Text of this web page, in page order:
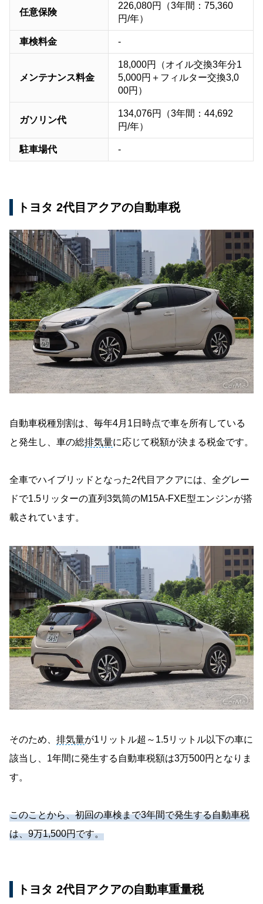
任意保険
226,080円（3年間：75,360
円/年）
車検料金 -
メンテナンス料金
18,000円（オイル交換3年分1
5,000円＋フィルター交換3,0
00円）
ガソリン代
134,076円（3年間：44,692
円/年）
駐車場代 -
トヨタ 2代目アクアの自動車税
自動車税種別割は、毎年4月1日時点で車を所有している
と発生し、車の総排気量に応じて税額が決まる税金です。
全車でハイブリッドとなった2代目アクアには、全グレー
ドで1.5リッターの直列3気筒のM15A-FXE型エンジンが搭
載されています。
そのため、 排気量が1リットル超～1.5リットル以下の車に
該当し、1年間に発生する自動車税額は3万500円となりま
す。
このことから、初回の車検まで3年間で発生する自動車税
は、9万1,500円です。
トヨタ 2代目アクアの自動車重量税